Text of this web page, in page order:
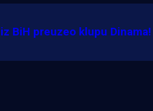
BiH preuzeo klupu Dinama!